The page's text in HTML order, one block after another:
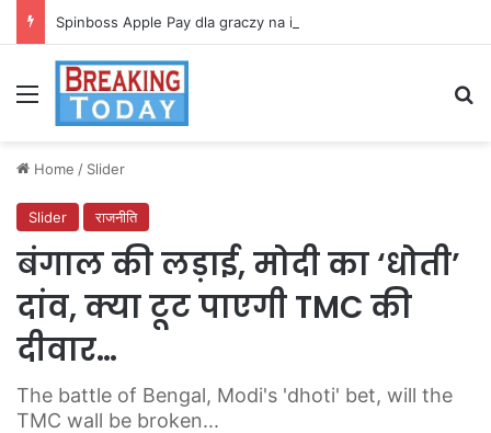
Spinboss Apple Pay dla graczy na iPhone
Menu
Home / Slider
Slider राजनीति
बंगाल की लड़ाई, मोदी का ‘धोती’
दांव, क्या टूट पाएगी TMC की
दीवार…
The battle of Bengal, Modi's 'dhoti' bet, will the
TMC wall be broken...